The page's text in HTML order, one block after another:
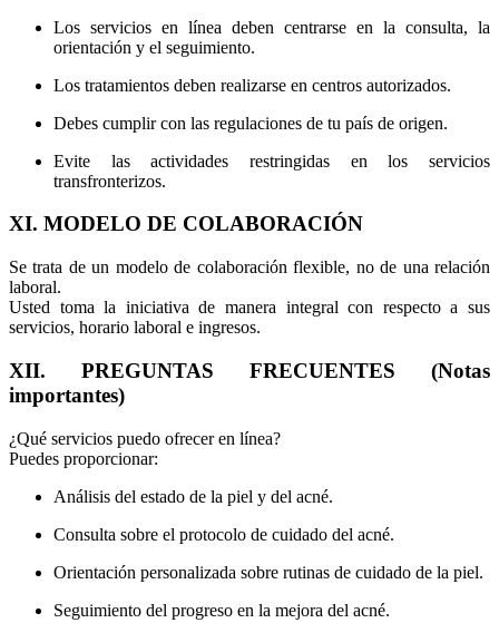
Los servicios en línea deben centrarse en la consulta, la
orientación y el seguimiento.
Los tratamientos deben realizarse en centros autorizados.
Debes cumplir con las regulaciones de tu país de origen.
Evite las actividades restringidas en los servicios
transfronterizos.
XI. MODELO DE COLABORACIÓN
Se trata de un modelo de colaboración flexible, no de una relación
laboral.
Usted toma la iniciativa de manera integral con respecto a sus
servicios, horario laboral e ingresos.
XII. PREGUNTAS FRECUENTES (Notas
importantes)
¿Qué servicios puedo ofrecer en línea?
Puedes proporcionar:
Análisis del estado de la piel y del acné.
Consulta sobre el protocolo de cuidado del acné.
Orientación personalizada sobre rutinas de cuidado de la piel.
Seguimiento del progreso en la mejora del acné.